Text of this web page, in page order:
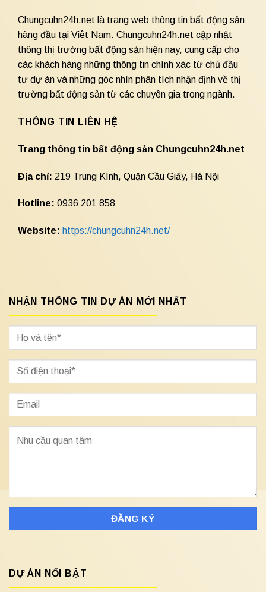
Chungcuhn24h.net là trang web thông tin bất động sản
hàng đầu tại Việt Nam. Chungcuhn24h.net cập nhật
thông thị trường bất động sản hiện nay, cung cấp cho
các khách hàng những thông tin chính xác từ chủ đầu
tư dự án và những góc nhìn phân tích nhận định về thị
trường bất động sản từ các chuyên gia trong ngành.
THÔNG TIN LIÊN HỆ
Trang thông tin bất động sản Chungcuhn24h.net
Địa chỉ: 219 Trung Kính, Quận Cầu Giấy, Hà Nội
Hotline: 0936 201 858
Website: https://chungcuhn24h.net/
NHẬN THÔNG TIN DỰ ÁN MỚI NHẤT
DỰ ÁN NỔI BẬT